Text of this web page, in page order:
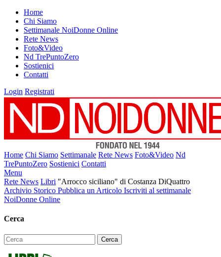
Home
Chi Siamo
Settimanale NoiDonne Online
Rete News
Foto&Video
Nd TrePuntoZero
Sostienici
Contatti
Login Registrati
Home Chi Siamo Settimanale Rete News Foto&Video Nd
TrePuntoZero Sostienici Contatti
Menu
Rete News Libri "Arrocco siciliano" di Costanza DiQuattro
Archivio Storico Pubblica un Articolo Iscriviti al settimanale
NoiDonne Online
Cerca